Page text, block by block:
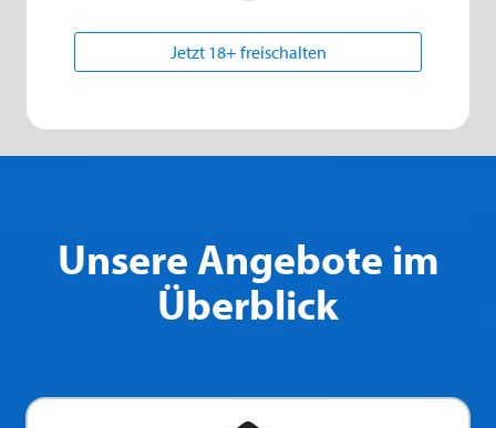
Jetzt 18+ freischalten
Unsere Angebote im
Überblick